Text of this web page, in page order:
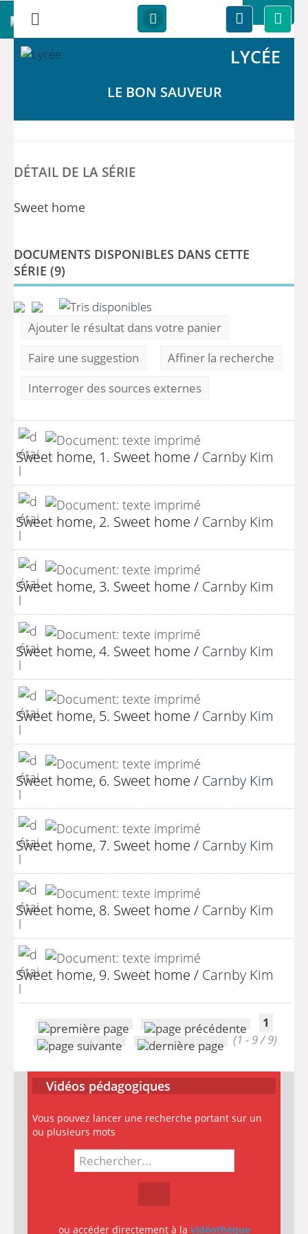
LYCÉE
LE BON SAUVEUR
DÉTAIL DE LA SÉRIE
Sweet home
DOCUMENTS DISPONIBLES DANS CETTE
SÉRIE (9)
Ajouter le résultat dans votre panier
Faire une suggestion
Affiner la recherche
Interroger des sources externes
Sweet home, 1. Sweet home / Carnby Kim
Sweet home, 2. Sweet home / Carnby Kim
Sweet home, 3. Sweet home / Carnby Kim
Sweet home, 4. Sweet home / Carnby Kim
Sweet home, 5. Sweet home / Carnby Kim
Sweet home, 6. Sweet home / Carnby Kim
Sweet home, 7. Sweet home / Carnby Kim
Sweet home, 8. Sweet home / Carnby Kim
Sweet home, 9. Sweet home / Carnby Kim
1
(1 - 9 / 9)
Vidéos pédagogiques
Vous pouvez lancer une recherche portant sur un
ou plusieurs mots
ou accéder directement à la vidéothèque